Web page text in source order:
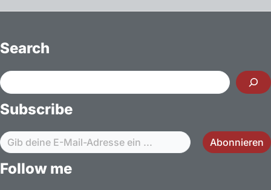
Mythologie
Automobils
der
Kontrollgesellschaft
Search
Suchen
Subscribe
Gib deine E-Mail-Adresse ein ...
Abonnieren
Follow me